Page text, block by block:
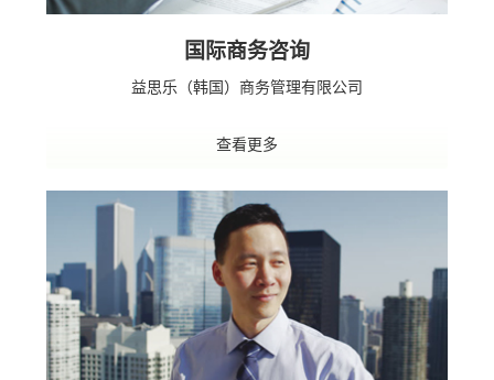
国际商务咨询
益思乐（韩国）商务管理有限公司
查看更多